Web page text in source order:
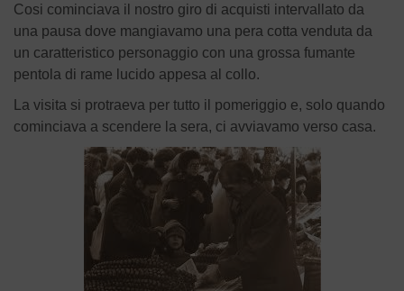
Cosi cominciava il nostro giro di acquisti intervallato da
una pausa dove mangiavamo una pera cotta venduta da
un caratteristico personaggio con una grossa fumante
pentola di rame lucido appesa al collo.
La visita si protraeva per tutto il pomeriggio e, solo quando
cominciava a scendere la sera, ci avviavamo verso casa.